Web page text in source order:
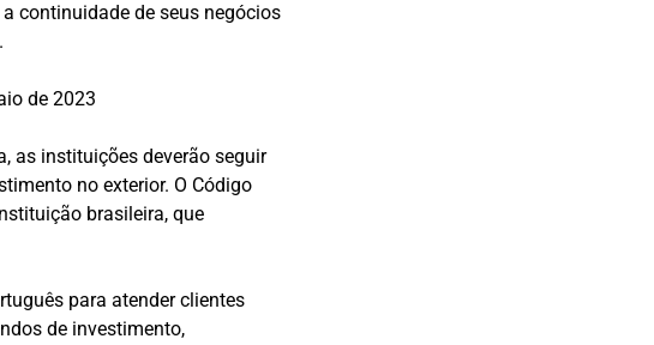
continuidade de seus negócios
de 2023
as instituições deverão seguir
no exterior. O Código
brasileira, que
para atender clientes
de investimento,